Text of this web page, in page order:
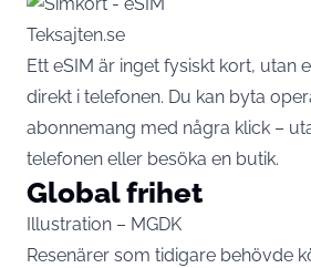
Teksajten.se
Ett eSIM är inget fysiskt kort, utan
direkt i telefonen. Du kan byta
abonnemang med några klick –
telefonen eller besöka en butik.
Global frihet
Illustration – MGDK
Resenärer som tidigare behövde